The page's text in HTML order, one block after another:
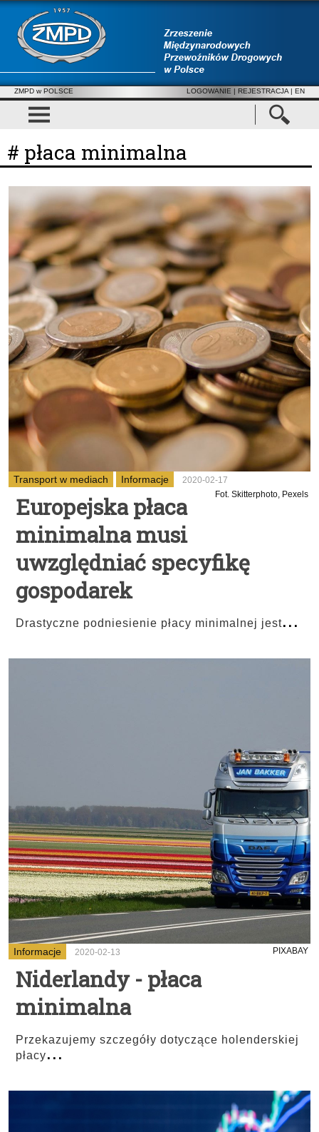
ZMPD w POLSCE LOGOWANIE | REJESTRACJA | EN
# płaca minimalna
Transport w mediach Informacje
2020-02-17
Fot. Skitterphoto, Pexels
Europejska płaca
minimalna musi
uwzględniać specyfikę
gospodarek
Drastyczne podniesienie płacy minimalnej jest...
Informacje 2020-02-13 PIXABAY
Niderlandy - płaca
minimalna
Przekazujemy szczegóły dotyczące holenderskiej
płacy...